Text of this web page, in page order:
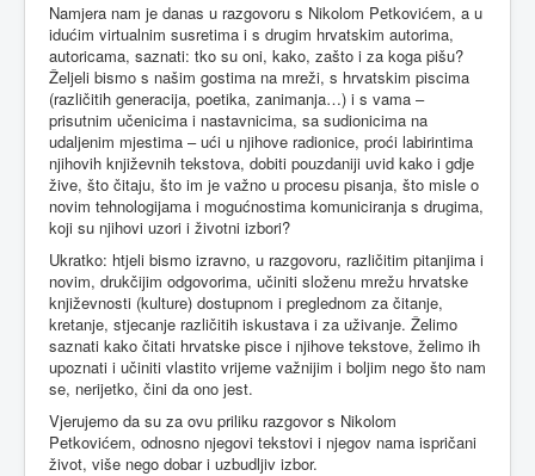
Namjera nam je danas u razgovoru s Nikolom Petkovićem, a u
idućim virtualnim susretima i s drugim hrvatskim autorima,
autoricama, saznati: tko su oni, kako, zašto i za koga pišu?
Željeli bismo s našim gostima na mreži, s hrvatskim piscima
(različitih generacija, poetika, zanimanja…) i s vama –
prisutnim učenicima i nastavnicima, sa sudionicima na
udaljenim mjestima – ući u njihove radionice, proći labirintima
njihovih književnih tekstova, dobiti pouzdaniji uvid kako i gdje
žive, što čitaju, što im je važno u procesu pisanja, što misle o
novim tehnologijama i mogućnostima komuniciranja s drugima,
koji su njihovi uzori i životni izbori?
Ukratko: htjeli bismo izravno, u razgovoru, različitim pitanjima i
novim, drukčijim odgovorima, učiniti složenu mrežu hrvatske
književnosti (kulture) dostupnom i preglednom za čitanje,
kretanje, stjecanje različitih iskustava i za uživanje. Želimo
saznati kako čitati hrvatske pisce i njihove tekstove, želimo ih
upoznati i učiniti vlastito vrijeme važnijim i boljim nego što nam
se, nerijetko, čini da ono jest.
Vjerujemo da su za ovu priliku razgovor s Nikolom
Petkovićem, odnosno njegovi tekstovi i njegov nama ispričani
život, više nego dobar i uzbudljiv izbor.